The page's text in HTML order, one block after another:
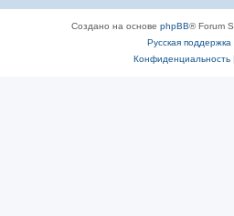
Создано на основе phpBB® Forum
Русская поддержка
Конфиденциальность|